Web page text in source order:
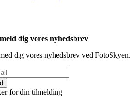
dig vores nyhedsbrev
dig vores nyhedsbrev ved
for din tilmelding